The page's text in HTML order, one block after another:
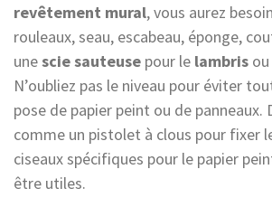
revêtement mural, vous aurez
rouleaux, seau, escabeau, éponge,
unescie sauteuse pour le lambris
N’oubliez pas le niveau pour éviter
pose de papier peint ou de panneaux.
comme un pistolet à clous pour fixer
ciseaux spécifiques pour le papier
être utiles.